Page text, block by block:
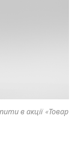
в акції «Товар